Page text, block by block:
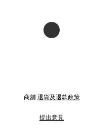
商舖 退貨及退款政策
提出意見